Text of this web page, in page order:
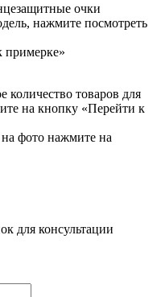
очки
нажмите посмотреть
примерке»
количество товаров для
на кнопку «Перейти к
фото нажмите на
для консультации